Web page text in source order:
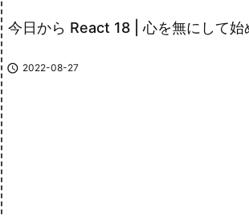
今日から React 18 | 心を無にして始
 2022-08-27